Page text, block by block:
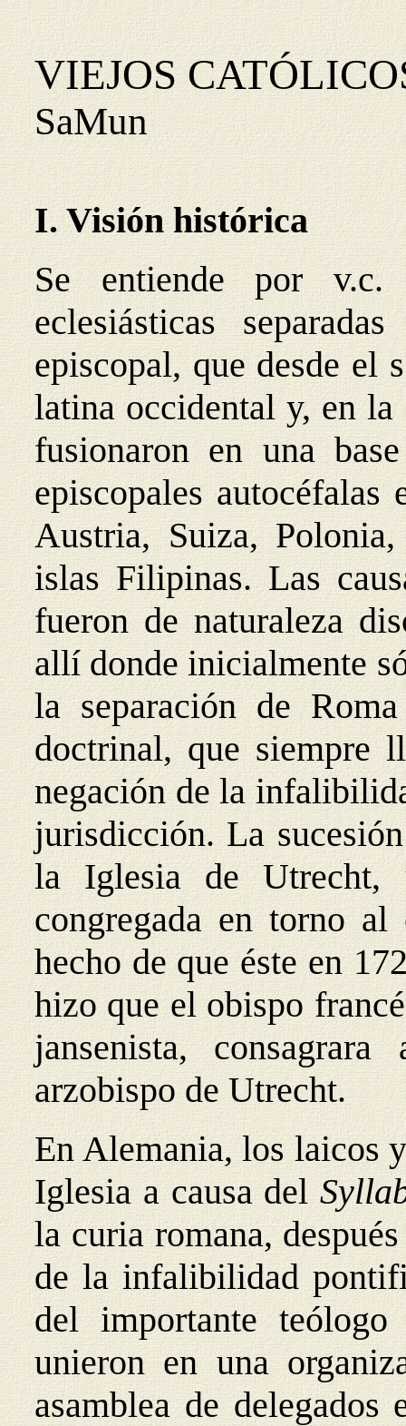
VIEJOS
SaMun
I.Visión histórica
Se entiende por v.c.
eclesiásticas
episcopal, que desde el
latina occidental y, en
fusionaron en una
episcopales
Austria, Suiza,
islas Filipinas. Las
fueron de naturaleza
allí donde inicialmente
la separación de
doctrinal, que siempre
negación de la
jurisdicción. La
la Iglesia de Utrecht,
congregada en torno
hecho de que éste en
hizo que el obispo
jansenista,
arzobispo de Utrecht.
En Alemania, los laicos
Iglesia a causa del
la curia romana,
de la infalibilidad
del importante
unieron en una
asamblea de